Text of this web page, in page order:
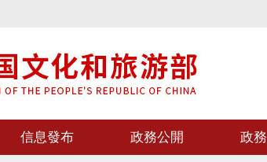
信息發布 政務公開 政